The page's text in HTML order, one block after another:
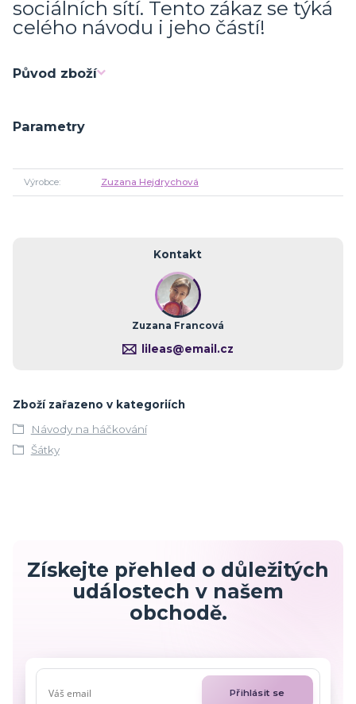
sociálních sítí. Tento zákaz se týká
celého návodu i jeho částí!
Původ zboží
Parametry
Výrobce Zuzana Hejdrychová
Kontakt
Zuzana Francová
lileas@email.cz
Zboží zařazeno v kategoriích
Návody na háčkování
Šátky
Získejte přehled o důležitých
událostech v našem
obchodě.
Přihlásit se